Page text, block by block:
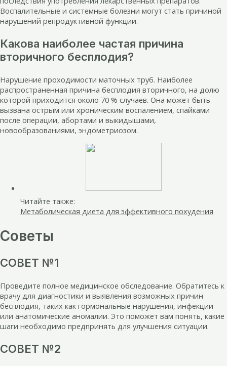
Воспалительные и системные болезни могут стать причиной
нарушений репродуктивной функции.
Какова наиболее частая причина
вторичного бесплодия?
Нарушение проходимости маточных труб. Наиболее
распространенная причина бесплодия вторичного, на долю
которой приходится около 70 % случаев. Она может быть
вызвана острым или хроническим воспалением, спайками
после операции, абортами и выкидышами,
новообразованиями, эндометриозом.
Читайте также:
Метаболическая диета для эффективного похудения
Советы
СОВЕТ №1
Проведите полное медицинское обследование. Обратитесь к
врачу для диагностики и выявления возможных причин
бесплодия, таких как гормональные нарушения, инфекции
или анатомические аномалии. Это поможет вам понять, какие
шаги необходимо предпринять для улучшения ситуации.
СОВЕТ №2